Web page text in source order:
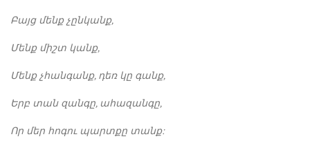
Բայց մենք չընկանք,
Մենք միշտ կանք,
Մենք չհանգանք, դեռ կը գանք,
Երբ տան զանգը, ահազանգը,
Որ մեր հոգու պարտքը տանք: